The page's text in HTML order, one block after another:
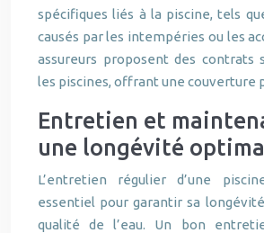
spécifiques liés à la piscine, tels
causés par les intempéries ou les
assureurs proposent des contrats
les piscines, offrant une couverture
Entretien et
une longévité
L’entretien régulier d’une
essentiel pour garantir sa
qualité de l’eau. Un bon